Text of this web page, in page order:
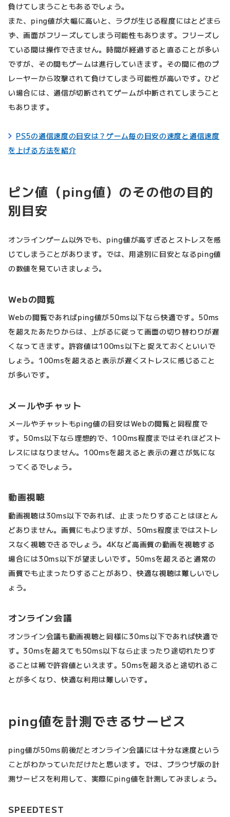
負けてしまうこともあるでしょう。
また、ping値が大幅に高いと、ラグが生じる程度にはとどまら
ず、画面がフリーズしてしまう可能性もあります。フリーズし
ている間は操作できません。時間が経過すると直ることが多い
ですが、その間もゲームは進行していきます。その間に他のプ
レーヤーから攻撃されて負けてしまう可能性が高いです。ひど
い場合には、通信が切断されてゲームが中断されてしまうこと
もあります。
PS5の通信速度の目安は？ゲーム毎の目安の速度と通信速度
を上げる方法を紹介
ピン値（ping値）のその他の目的
別目安
オンラインゲーム以外でも、ping値が高すぎるとストレスを感
じてしまうことがあります。では、用途別に目安となるping値
の数値を見ていきましょう。
Webの閲覧
Webの閲覧であればping値が50ms以下なら快適です。50ms
を超えたあたりからは、上がるに従って画面の切り替わりが遅
くなってきます。許容値は100ms以下と捉えておくといいで
しょう。100msを超えると表示が遅くストレスに感じること
が多いです。
メールやチャット
メールやチャットもping値の目安はWebの閲覧と同程度で
す。50ms以下なら理想的で、100ms程度まではそれほどスト
レスにはなりません。100msを超えると表示の遅さが気にな
ってくるでしょう。
動画視聴
動画視聴は30ms以下であれば、止まったりすることはほとん
どありません。画質にもよりますが、50ms程度まではストレ
スなく視聴できるでしょう。4Kなど高画質の動画を視聴する
場合には30ms以下が望ましいです。50msを超えると通常の
画質でも止まったりすることがあり、快適な視聴は難しいでし
ょう。
オンライン会議
オンライン会議も動画視聴と同様に30ms以下であれば快適で
す。30msを超えても50ms以下なら止まったり途切れたりす
ることは稀で許容値といえます。50msを超えると途切れるこ
とが多くなり、快適な利用は難しいです。
ping値を計測できるサービス
ping値が50ms前後だとオンライン会議には十分な速度という
ことがわかっていただけたと思います。では、ブラウザ版の計
測サービスを利用して、実際にping値を計測してみましょう。
SPEEDTEST